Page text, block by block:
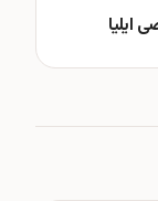
ایلیا